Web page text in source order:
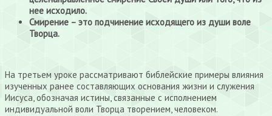
нее исходило.
Смирение – это подчинение исходящего из души воле
Творца.
На третьем уроке рассматривают библейские примеры влияния
изученных ранее составляющих основания жизни и служения
Иисуса, обозначая истины, связанные с исполнением
индивидуальной воли Творца творением, человеком.